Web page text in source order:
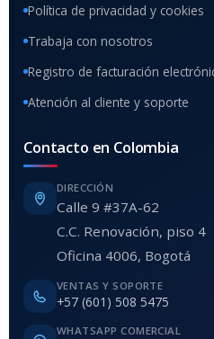
Política de privacidad y cookies
Trabaja con nosotros
Registro de facturación
Atención al cliente y soporte
Contacto en Colombia
DIRECCIÓN
Calle 9 #37A-62
C.C. Renovación, piso 4
Oficina 4006, Bogotá
VENTAS Y SOPORTE
+57 (601) 508 5475
WHATSAPP COMERCIAL